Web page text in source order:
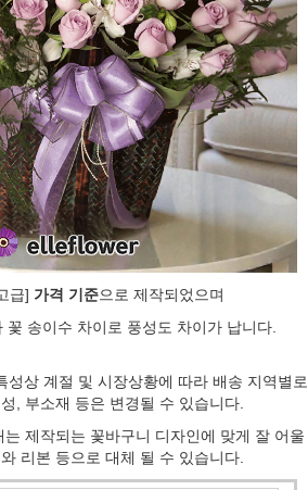
급] 가격 기준으로 제작되었으며
꽃 송이수 차이로 풍성도 차이가 납니다.
성상 계절 및 시장상황에 따라 배송 지역별로
, 부소재 등은 변경될 수 있습니다.
제작되는 꽃바구니 디자인에 맞게 잘 어울
리본 등으로 대체 될 수 있습니다.